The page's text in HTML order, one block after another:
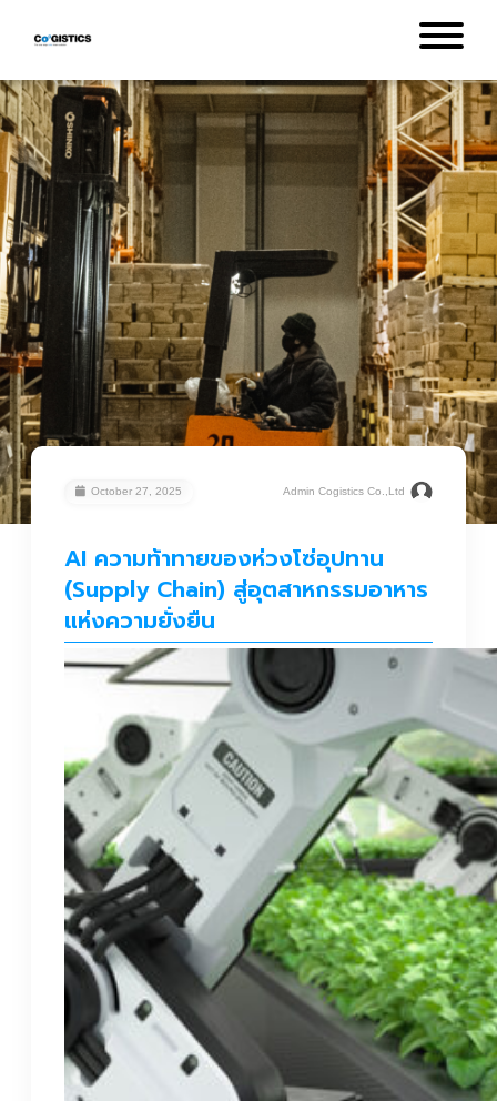
October 27, 2025 Admin Cogistics Co.,Ltd
AI ความท้าทายของห่วงโซ่อุปทาน
(Supply Chain) สู่อุตสาหกรรมอาหาร
แห่งความยั่งยืน